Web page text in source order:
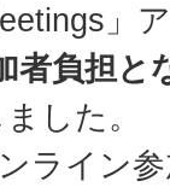
」
者負担と
した。
ライン